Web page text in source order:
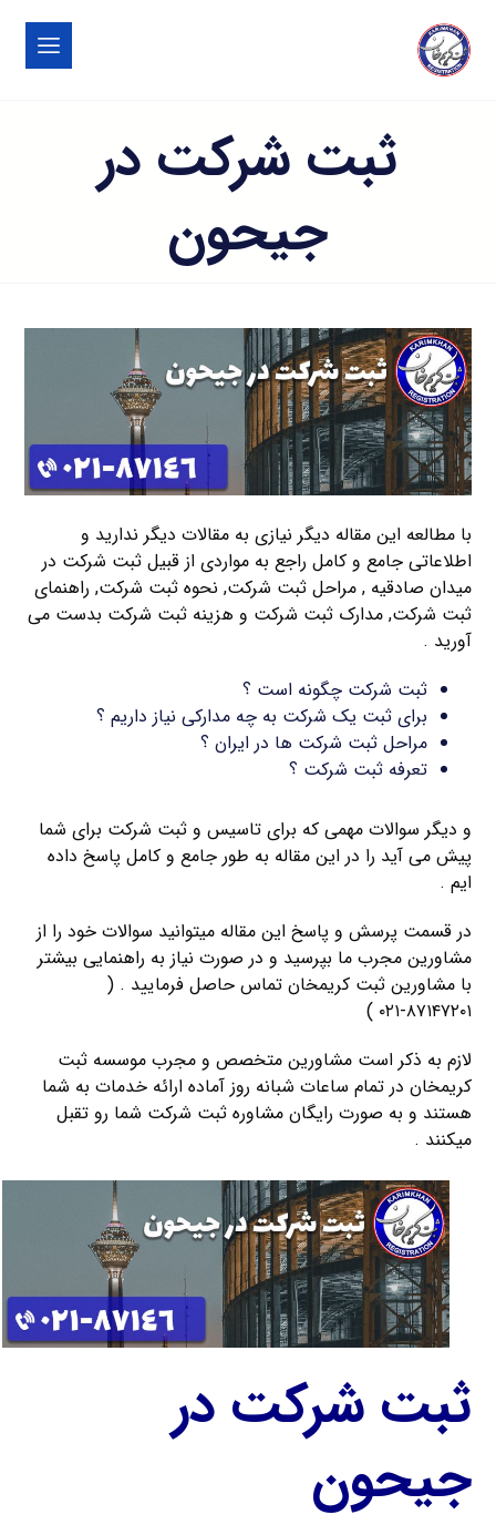
ثبت شرکت در
جیحون
با مطالعه این مقاله دیگر نیازی به مقالات دیگر ندارید و
اطلاعاتی جامع و کامل راجع به مواردی از قبیل ثبت شرکت در
میدان صادقیه , مراحل ثبت شرکت, نحوه ثبت شرکت, راهنمای
ثبت شرکت, مدارک ثبت شرکت و هزینه ثبت شرکت بدست می
آورید .
ثبت شرکت چگونه است ؟
برای ثبت یک شرکت به چه مدارکی نیاز داریم ؟
مراحل ثبت شرکت ها در ایران ؟
تعرفه ثبت شرکت ؟
و دیگر سوالات مهمی که برای تاسیس و ثبت شرکت برای شما
پیش می آید را در این مقاله به طور جامع و کامل پاسخ داده
ایم .
در قسمت پرسش و پاسخ این مقاله میتوانید سوالات خود را از
مشاورین مجرب ما بپرسید و در صورت نیاز به راهنمایی بیشتر
با مشاورین ثبت کریمخان تماس حاصل فرمایید . (
۸۷۱۴۷۲۰۱-۰۲۱ )
لازم به ذکر است مشاورین متخصص و مجرب موسسه ثبت
کریمخان در تمام ساعات شبانه روز آماده ارائه خدمات به شما
هستند و به صورت رایگان مشاوره ثبت شرکت شما رو تقبل
میکنند .
ثبت شرکت در
جیحون